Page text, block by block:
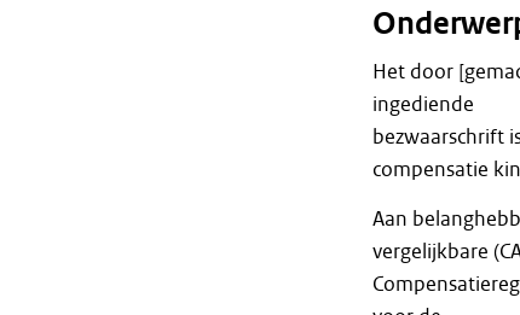
Het door
ingediende
bezwaarschrift
compensatie
Aan
vergelijkbare